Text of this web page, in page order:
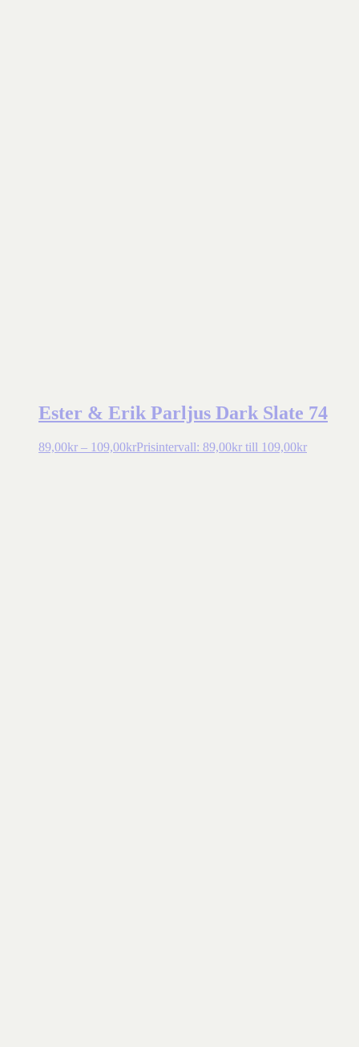
Ester & Erik Parljus Dark Slate 74
89,00kr – 109,00krPrisintervall: 89,00kr till 109,00kr